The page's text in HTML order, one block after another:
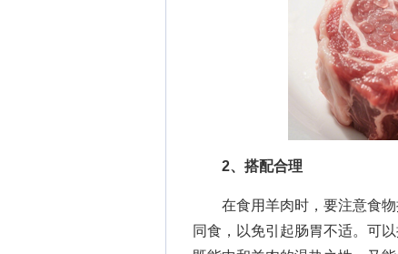
2、搭配合理
在食用羊肉时，要注意食物
同食，以免引起肠胃不适。可